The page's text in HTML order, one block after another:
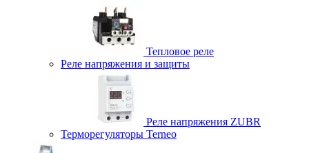
Тепловое реле
Реле напряжения и защиты
Реле напряжения ZUBR
Терморегуляторы Terneo